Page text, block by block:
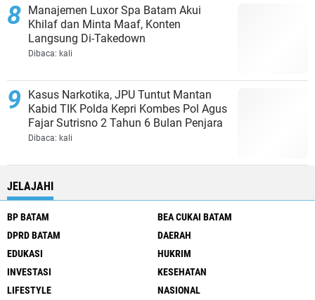
Manajemen Luxor Spa Batam Akui
Khilaf dan Minta Maaf, Konten
Langsung Di-Takedown
Dibaca: kali
Kasus Narkotika, JPU Tuntut Mantan
Kabid TIK Polda Kepri Kombes Pol Agus
Fajar Sutrisno 2 Tahun 6 Bulan Penjara
Dibaca: kali
JELAJAHI
BP BATAM
BEA CUKAI BATAM
DPRD BATAM
DAERAH
EDUKASI
HUKRIM
INVESTASI
KESEHATAN
LIFESTYLE
NASIONAL